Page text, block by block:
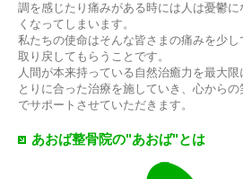
調を感じたり痛みがある時には人は憂鬱
くなってしまいます。
私たちの使命はそんな皆さまの痛みを少
取り戻してもらうことです。
人間が本来持っている自然治癒力を最大
とりに合った治療を施していき、心から
でサポートさせていただきます。
あおば整骨院の"あおば"とは